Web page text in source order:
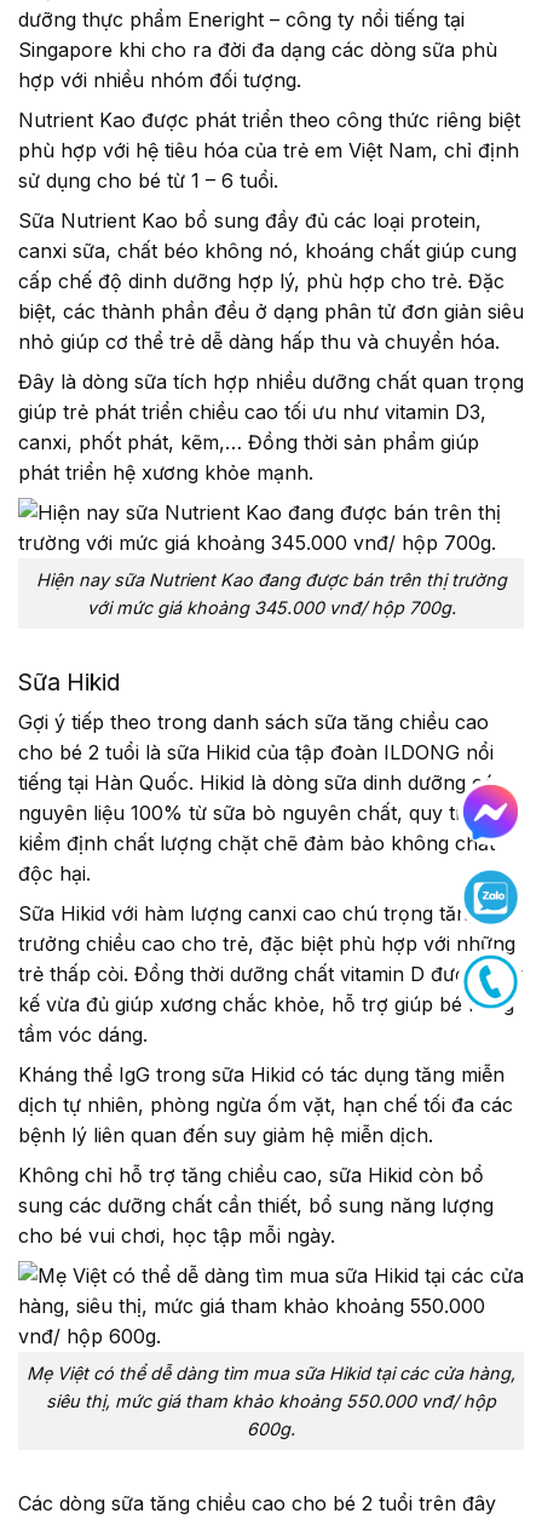
dưỡng thực phẩm Eneright – công ty nổi tiếng tại
Singapore khi cho ra đời đa dạng các dòng sữa phù
hợp với nhiều nhóm đối tượng.
Nutrient Kao được phát triển theo công thức riêng biệt
phù hợp với hệ tiêu hóa của trẻ em Việt Nam, chỉ định
sử dụng cho bé từ 1 – 6 tuổi.
Sữa Nutrient Kao bổ sung đầy đủ các loại protein,
canxi sữa, chất béo không nó, khoáng chất giúp cung
cấp chế độ dinh dưỡng hợp lý, phù hợp cho trẻ. Đặc
biệt, các thành phần đều ở dạng phân tử đơn giản siêu
nhỏ giúp cơ thể trẻ dễ dàng hấp thu và chuyển hóa.
Đây là dòng sữa tích hợp nhiều dưỡng chất quan trọng
giúp trẻ phát triển chiều cao tối ưu như vitamin D3,
canxi, phốt phát, kẽm,… Đồng thời sản phẩm giúp
phát triển hệ xương khỏe mạnh.
Hiện nay sữa Nutrient Kao đang được bán trên thị trường
với mức giá khoảng 345.000 vnđ/ hộp 700g.
Sữa Hikid
Gợi ý tiếp theo trong danh sách sữa tăng chiều cao
cho bé 2 tuổi là sữa Hikid của tập đoàn ILDONG nổi
tiếng tại Hàn Quốc. Hikid là dòng sữa dinh dưỡng có
nguyên liệu 100% từ sữa bò nguyên chất, quy trình
kiểm định chất lượng chặt chẽ đảm bảo không chất
độc hại.
Sữa Hikid với hàm lượng canxi cao chú trọng tăng
trưởng chiều cao cho trẻ, đặc biệt phù hợp với những
trẻ thấp còi. Đồng thời dưỡng chất vitamin D được thiết
kế vừa đủ giúp xương chắc khỏe, hỗ trợ giúp bé nâng
tầm vóc dáng.
Kháng thể IgG trong sữa Hikid có tác dụng tăng miễn
dịch tự nhiên, phòng ngừa ốm vặt, hạn chế tối đa các
bệnh lý liên quan đến suy giảm hệ miễn dịch.
Không chỉ hỗ trợ tăng chiều cao, sữa Hikid còn bổ
sung các dưỡng chất cần thiết, bổ sung năng lượng
cho bé vui chơi, học tập mỗi ngày.
Mẹ Việt có thể dễ dàng tìm mua sữa Hikid tại các cửa hàng,
siêu thị, mức giá tham khảo khoảng 550.000 vnđ/ hộp
600g.
Các dòng sữa tăng chiều cao cho bé 2 tuổi trên đây